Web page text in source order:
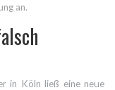
an.
in Köln ließ eine neue